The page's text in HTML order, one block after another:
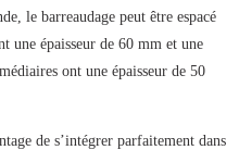
le barreaudage peut être espacé
une épaisseur de 60 mm et une
ont une épaisseur de 50
de s’intégrer parfaitement dans